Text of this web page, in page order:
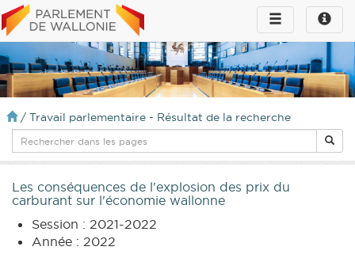
Toggle
infos
Toggle
navigation
/ Travail parlementaire - Résultat de la recherche
Les conséquences de l'explosion des prix du
carburant sur l'économie wallonne
Session : 2021-2022
Année : 2022